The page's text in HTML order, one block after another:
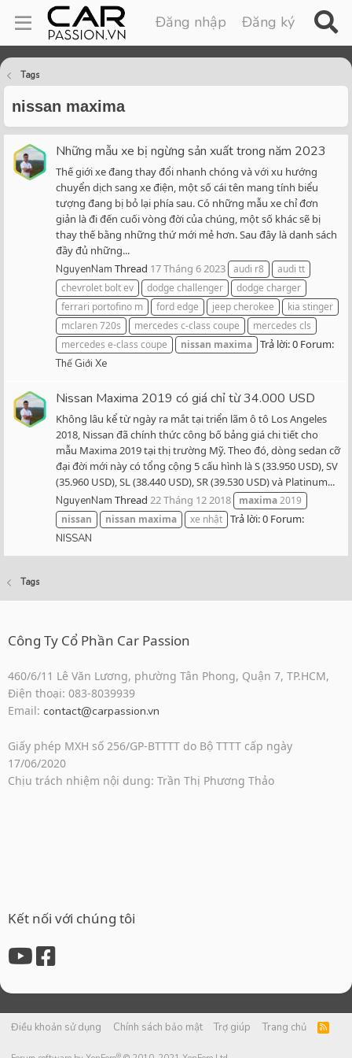
Đăng nhập Đăng ký
Tags
nissan maxima
Những mẫu xe bị ngừng sản xuất trong năm 2023
Thế giới xe đang thay đổi nhanh chóng và với xu hướng
chuyển dịch sang xe điện, một số cái tên mang tính biểu
tượng đang bị bỏ lại phía sau. Có những mẫu xe chỉ đơn
giản là đi đến cuối vòng đời của chúng, một số khác sẽ bị
thay thế bằng những thứ mới mẻ hơn. Sau đây là danh sách
đầy đủ những...
NguyenNam Thread 17 Tháng 6 2023 audi r8
audi tt
chevrolet bolt ev
dodge challenger
dodge charger
ferrari portofino m
ford edge jeep cherokee
kia stinger
mclaren 720s
mercedes c-class coupe
mercedes cls
mercedes e-class coupe
nissan maxima Trả lời: 0 Forum:
Thế Giới Xe
Nissan Maxima 2019 có giá chỉ từ 34.000 USD
Không lâu kể từ ngày ra mắt tại triển lãm ô tô Los Angeles
2018, Nissan đã chính thức công bố bảng giá chi tiết cho
mẫu Maxima 2019 tại thị trường Mỹ. Theo đó, dòng sedan cỡ
đại đời mới này có tổng cộng 5 cấu hình là S (33.950 USD), SV
(35.960 USD), SL (38.440 USD), SR (39.530 USD) và Platinum...
NguyenNam Thread 22 Tháng 12 2018 maxima2019
nissan
nissan maxima xe nhật Trả lời: 0 Forum:
NISSAN
Tags
Công Ty Cổ Phần Car Passion
460/6/11 Lê Văn Lương, phường Tân Phong, Quận 7, TP.HCM,
Điện thoại: 083-8039939
Email: contact@carpassion.vn
Giấy phép MXH số 256/GP-BTTTT do Bộ TTTT cấp ngày
17/06/2020
Chịu trách nhiệm nội dung: Trần Thị Phương Thảo
Kết nối với chúng tôi
Điều khoản sử dụng Chính sách bảo mật Trợ giúp Trang chủ
R
S
®